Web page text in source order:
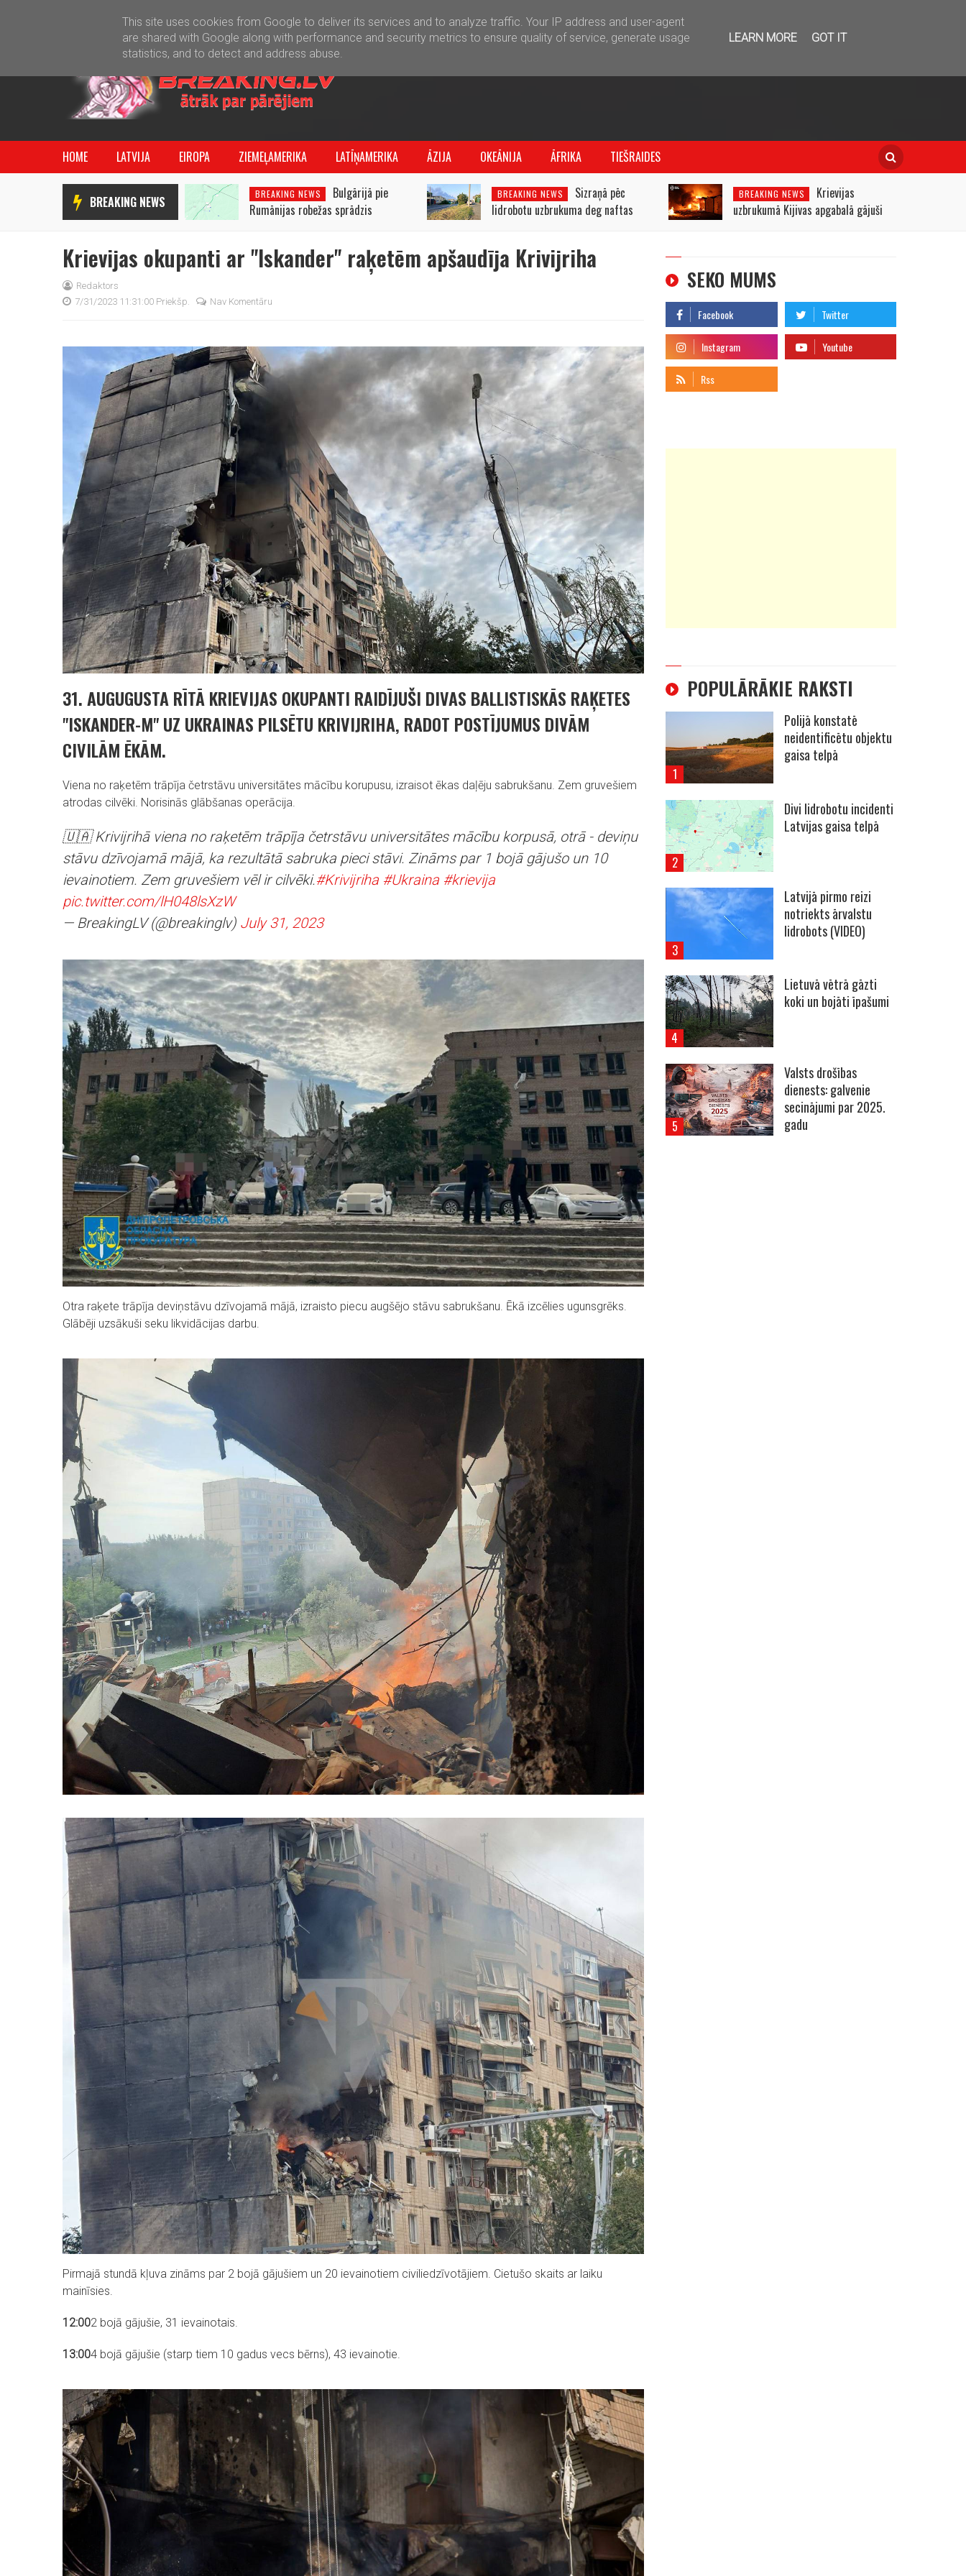
HOME LATVIJA EIROPA ZIEMEĻAMERIKA LATĪŅAMERIKA ĀZIJA OKEĀNIJA ĀFRIKA TIEŠRAIDES
BREAKING NEWS BREAKING NEWS
Bulgārijā pie
Rumānijas robežas sprādzis
BREAKING NEWS
Sizraņā pēc
lidrobotu uzbrukuma deg naftas
BREAKING NEWS
Krievijas
uzbrukumā Kijivas apgabalā gājuši
Krievijas okupanti ar "Iskander" raķetēm apšaudīja Krivijriha
Redaktors
7/31/2023 11:31:00 Priekšp.
Nav Komentāru
31. AUGUGUSTA RĪTĀ KRIEVIJAS OKUPANTI RAIDĪJUŠI DIVAS BALLISTISKĀS RAĶETES
"ISKANDER-M" UZ UKRAINAS PILSĒTU KRIVIJRIHA, RADOT POSTĪJUMUS DIVĀM
CIVILĀM ĒKĀM.
Viena no raķetēm trāpīja četrstāvu universitātes mācību korupusu, izraisot ēkas daļēju sabrukšanu. Zem gruvešiem
atrodas cilvēki. Norisinās glābšanas operācija.
🇺🇦 Krivijrihā viena no raķetēm trāpīja četrstāvu universitātes mācību korpusā, otrā - deviņu
stāvu dzīvojamā mājā, ka rezultātā sabruka pieci stāvi. Zināms par 1 bojā gājušo un 10
ievainotiem. Zem gruvešiem vēl ir cilvēki.#Krivijriha #Ukraina #krievija
pic.twitter.com/lH048lsXzW
— BreakingLV (@breakinglv) July 31, 2023
Otra raķete trāpīja deviņstāvu dzīvojamā mājā, izraisto piecu augšējo stāvu sabrukšanu. Ēkā izcēlies ugunsgrēks.
Glābēji uzsākuši seku likvidācijas darbu.
Pirmajā stundā kļuva zināms par 2 bojā gājušiem un 20 ievainotiem civiliedzīvotājiem. Cietušo skaits ar laiku
mainīsies.
12:002 bojā gājušie, 31 ievainotais.
13:004 bojā gājušie (starp tiem 10 gadus vecs bērns), 43 ievainotie.
SEKO MUMS
POPULĀRĀKIE RAKSTI
Polijā konstatē
neidentificētu objektu
gaisa telpā
Divi lidrobotu incidenti
Latvijas gaisa telpā
Latvijā pirmo reizi
notriekts ārvalstu
lidrobots (VIDEO)
Lietuvā vētrā gāzti
koki un bojāti īpašumi
Valsts drošības
dienests: galvenie
secinājumi par 2025.
gadu
This site uses cookies from Google to deliver its services and to analyze traffic. Your IP address and user-agent
are shared with Google along with performance and security metrics to ensure quality of service, generate usage
statistics, and to detect and address abuse.
LEARN MORE GOT IT